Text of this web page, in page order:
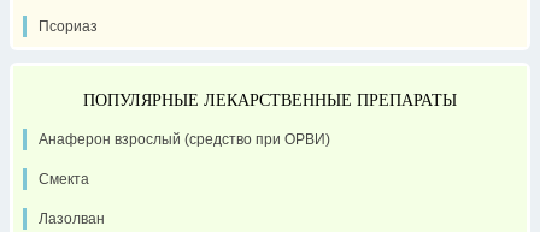
Псориаз
ПОПУЛЯРНЫЕ ЛЕКАРСТВЕННЫЕ ПРЕПАРАТЫ
Анаферон взрослый (средство при ОРВИ)
Смекта
Лазолван